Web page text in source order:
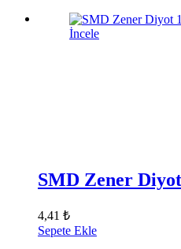
İncele
SMD Zener
4,41 ₺
Sepete Ekle